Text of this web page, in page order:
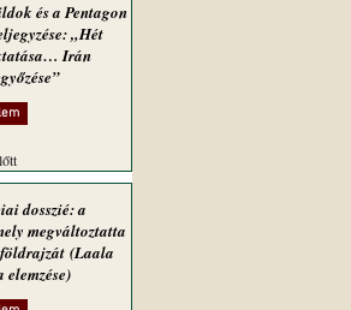
és a Pentagon
„Hét
Irán
dosszié: a
megváltoztatta
(Laala
elemzése)